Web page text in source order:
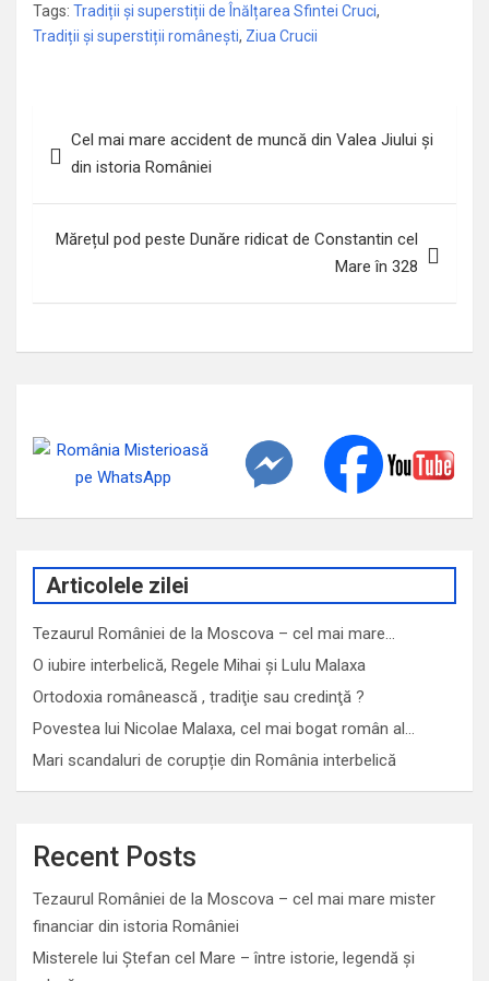
Tags: Tradiții şi superstiții de Înălțarea Sfintei Cruci,
Tradiții și superstiții românești, Ziua Crucii
în
Cel mai mare accident de muncă din Valea Jiului și
din istoria României
Mărețul pod peste Dunăre ridicat de Constantin cel
Mare în 328
Articolele zilei
Tezaurul României de la Moscova – cel mai mare…
O iubire interbelică, Regele Mihai și Lulu Malaxa
Ortodoxia românească , tradiţie sau credinţă ?
Povestea lui Nicolae Malaxa, cel mai bogat român al…
Mari scandaluri de corupție din România interbelică
Recent Posts
Tezaurul României de la Moscova – cel mai mare mister
financiar din istoria României
Misterele lui Ștefan cel Mare – între istorie, legendă și